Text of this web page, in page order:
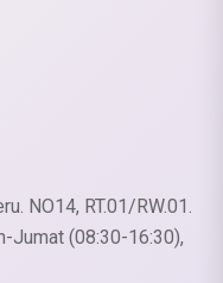
NO14, RT.01/RW.01.
Jumat (08:30-16:30),